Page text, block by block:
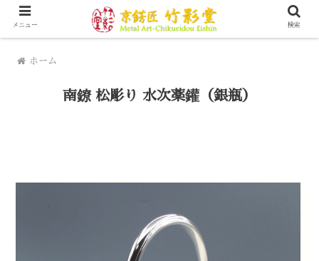
京都にて200年以上金属工芸を営んできています
ホーム
南鐐 松彫り 水次薬鑵（銀瓶）
メニュー 検索